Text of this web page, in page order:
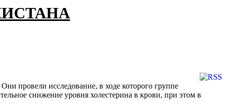
провели исследование, в ходе которого группе
снижение уровня холестерина в крови, при этом в